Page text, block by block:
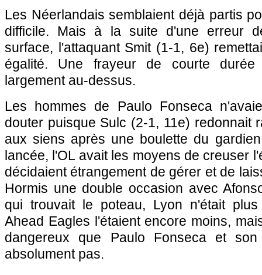
Les Néerlandais semblaient déjà partis
difficile. Mais à la suite d'une erreur
surface, l'attaquant Smit (1-1, 6e)
égalité. Une frayeur de courte
largement au-dessus.
Les hommes de Paulo Fonseca
douter puisque Sulc (2-1, 11e) redonnait
aux siens après une boulette du
lancée, l'OL avait les moyens de creuser
décidaient étrangement de gérer et de
Hormis une double occasion avec
qui trouvait le poteau, Lyon n'était
Ahead Eagles l'étaient encore moins,
dangereux que Paulo Fonseca et son
absolument pas.